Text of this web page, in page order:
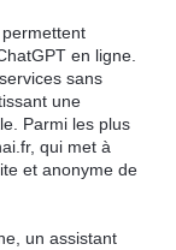
en ligne.
sans
une
Parmi les plus
qui met à
et anonyme de
un assistant